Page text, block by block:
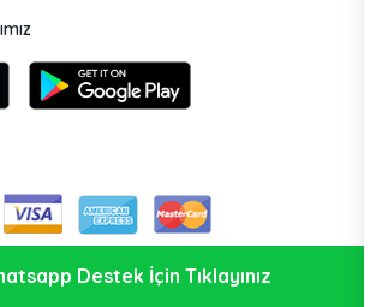
Destek İçin Tıklayınız